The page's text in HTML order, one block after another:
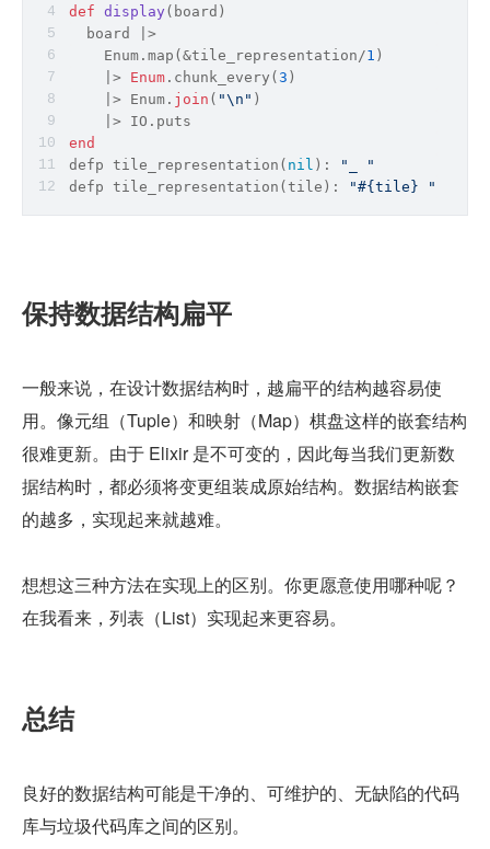
def display ( board )
  board |>
    Enum.
map (&tile_representation/1 )
    |>
Enum .chunk_every( 3 )
    |> Enum.
join ( "\n" )
    |> IO.puts
end
defp tile_representation( nil ):
"_ "
defp tile_representation(tile):
"#{tile} "
保持数据结构扁平
一般来说，在设计数据结构时，越扁平的结构越容易使
用。像元组（Tuple）和映射（Map）棋盘这样的嵌套结构
很难更新。由于 Elixir 是不可变的，因此每当我们更新数
据结构时，都必须将变更组装成原始结构。数据结构嵌套
的越多，实现起来就越难。
想想这三种方法在实现上的区别。你更愿意使用哪种呢？
在我看来，列表（List）实现起来更容易。
总结
良好的数据结构可能是干净的、可维护的、无缺陷的代码
库与垃圾代码库之间的区别。